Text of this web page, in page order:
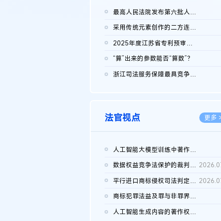
最高人民法院发布第六批人民法院种业知识产权司法保护典型案例 含...
采用传统元素创作的二方连续装饰图案作品的独创性及侵权对比认定
2025年度江苏省专利预审典型案例
“算”出来的参数能否“算数”？
浙江司法服务保障最具竞争力营商环境建设典型案例（第二批）含侵...
法官视点 更多
人工智能大模型训练中著作权的合理使用
数据权益竞争法保护的裁判路径构建
平行进口商标侵权司法判定规则的困境与纾解
商标犯罪法益及罪与非罪界限研究
人工智能生成内容的著作权司法认定：演进逻辑、现实困境与规则建...